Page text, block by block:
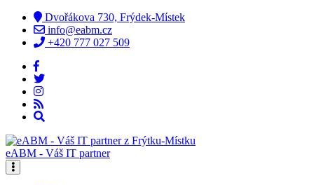
Dvořákova 730, Frýdek-Místek
info@eabm.cz
+420 777 027 509
eABM - Váš IT partner